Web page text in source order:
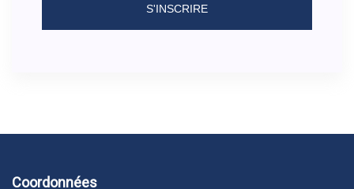
S'INSCRIRE
Coordonnées